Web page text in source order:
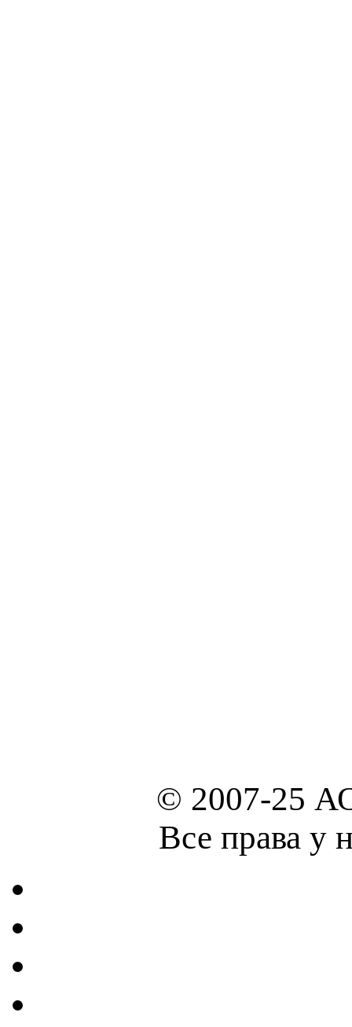
© 2007-25
Все права у